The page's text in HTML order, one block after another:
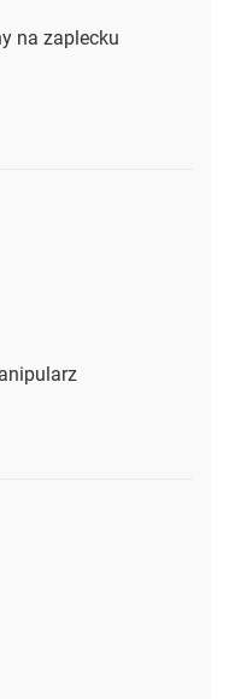
na zaplecku